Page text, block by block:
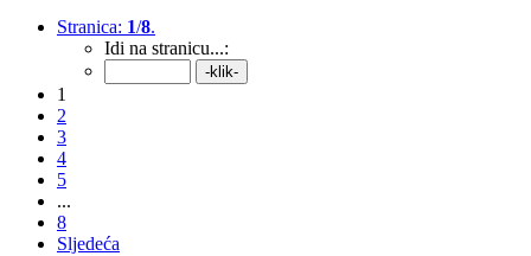
Stranica: 1/8.
Idi na stranicu...:
1
2
3
4
5
...
8
Sljedeća